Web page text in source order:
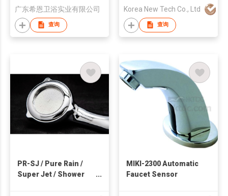
广东希恩卫浴实业有限公司
查询
Chlorine Free / Water
Saving /
Korea New Tech Co., Ltd
查询
PR-SJ / Pure Rain /
Super Jet / Shower
MIKI-2300 Automatic
Faucet Sensor